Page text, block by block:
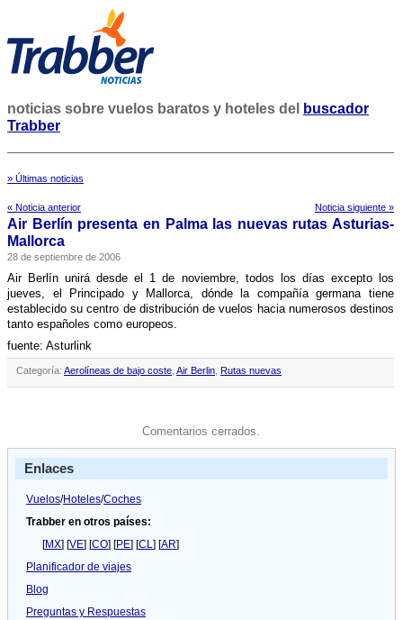
noticias sobre vuelos baratos y hoteles del
buscador
Trabber
» Últimas noticias
« Noticia anterior Noticia siguiente »
Air Berlí­n presenta en Palma las nuevas rutas Asturias-
Mallorca
28 de septiembre de 2006
Air Berlí­n unirá desde el 1 de noviembre, todos los dí­as excepto los
jueves, el Principado y Mallorca, dónde la compañí­a germana tiene
establecido su centro de distribución de vuelos hacia numerosos destinos
tanto españoles como europeos.
fuente: Asturlink
Categoría: Aerolíneas de bajo coste Air Berlin Rutas nuevas
Comentarios cerrados.
Enlaces
Vuelos/Hoteles/Coches
Trabber en otros países:
[MX] [VE] [CO] [PE] [CL] [AR]
Planificador de viajes
Blog
Preguntas y Respuestas